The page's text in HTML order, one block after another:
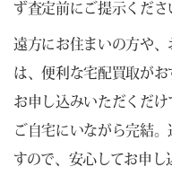
ず査定前にご提示くださ
遠方にお住まいの方や
は、便利な宅配買取が
お申し込みいただくだけ
ご自宅にいながら完結
すので、安心してお申し